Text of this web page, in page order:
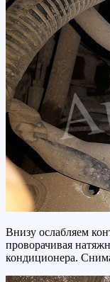
Внизу ослабляем
проворачивая
кондиционера.